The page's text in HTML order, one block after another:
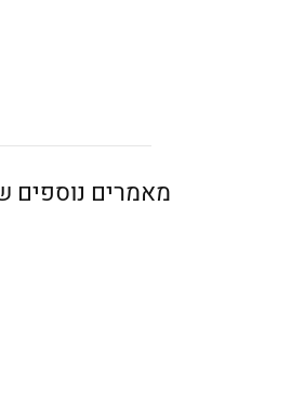
מאמרים נוספים